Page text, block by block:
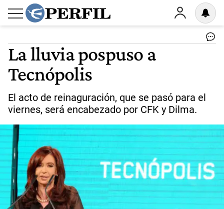
La lluvia pospuso a
Tecnópolis
El acto de reinaguración, que se pasó para el
viernes, será encabezado por CFK y Dilma.